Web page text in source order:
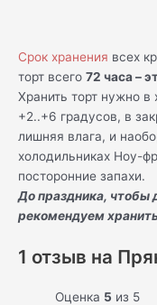
Срок хранения всех
торт всего 72 часа –
Хранить торт нужно в
+2..+6 градусов, в
лишняя влага, и
холодильниках Ноу-
посторонние запахи.
До праздника, чтобы
рекомендуем
1 отзыв на
Оценка 5 из 5